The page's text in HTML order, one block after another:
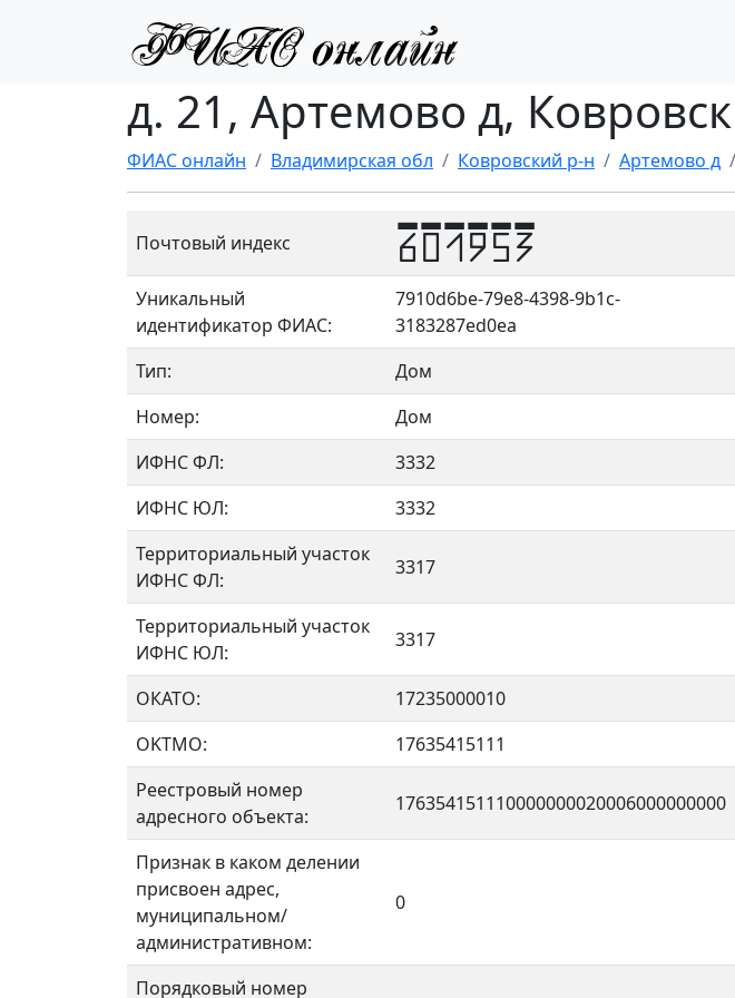
д. 21, Артемово д,
ФИАС онлайн Владимирская обл Ковровский р-н Артемово д
Почтовый индекс 601953
Уникальный
идентификатор ФИАС:
7910d6be-79e8-4398-9b1c-
3183287ed0ea
Тип:
Дом
Номер:
Дом
ИФНС ФЛ:
3332
ИФНС ЮЛ:
3332
Территориальный участок
ИФНС ФЛ:
3317
Территориальный участок
ИФНС ЮЛ:
3317
ОКАТО:
17235000010
OKTMO:
17635415111
Реестровый номер
адресного объекта:
176354151110000000020006000000000
Признак в каком делении
присвоен адрес,
муниципальном/
административном:
0
Порядковый номер